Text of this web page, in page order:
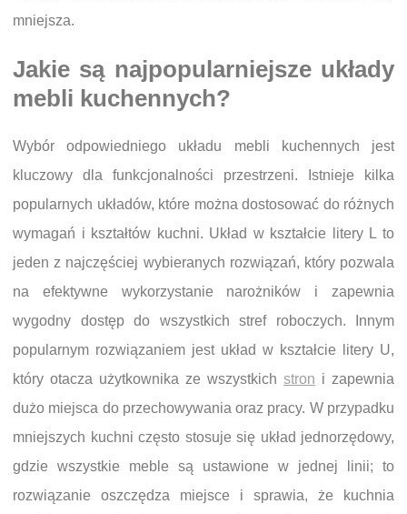
mniejsza.
Jakie są najpopularniejsze układy
mebli kuchennych?
Wybór odpowiedniego układu mebli kuchennych jest
kluczowy dla funkcjonalności przestrzeni. Istnieje kilka
popularnych układów, które można dostosować do różnych
wymagań i kształtów kuchni. Układ w kształcie litery L to
jeden z najczęściej wybieranych rozwiązań, który pozwala
na efektywne wykorzystanie narożników i zapewnia
wygodny dostęp do wszystkich stref roboczych. Innym
popularnym rozwiązaniem jest układ w kształcie litery U,
który otacza użytkownika ze wszystkich stron i zapewnia
dużo miejsca do przechowywania oraz pracy. W przypadku
mniejszych kuchni często stosuje się układ jednorzędowy,
gdzie wszystkie meble są ustawione w jednej linii; to
rozwiązanie oszczędza miejsce i sprawia, że kuchnia